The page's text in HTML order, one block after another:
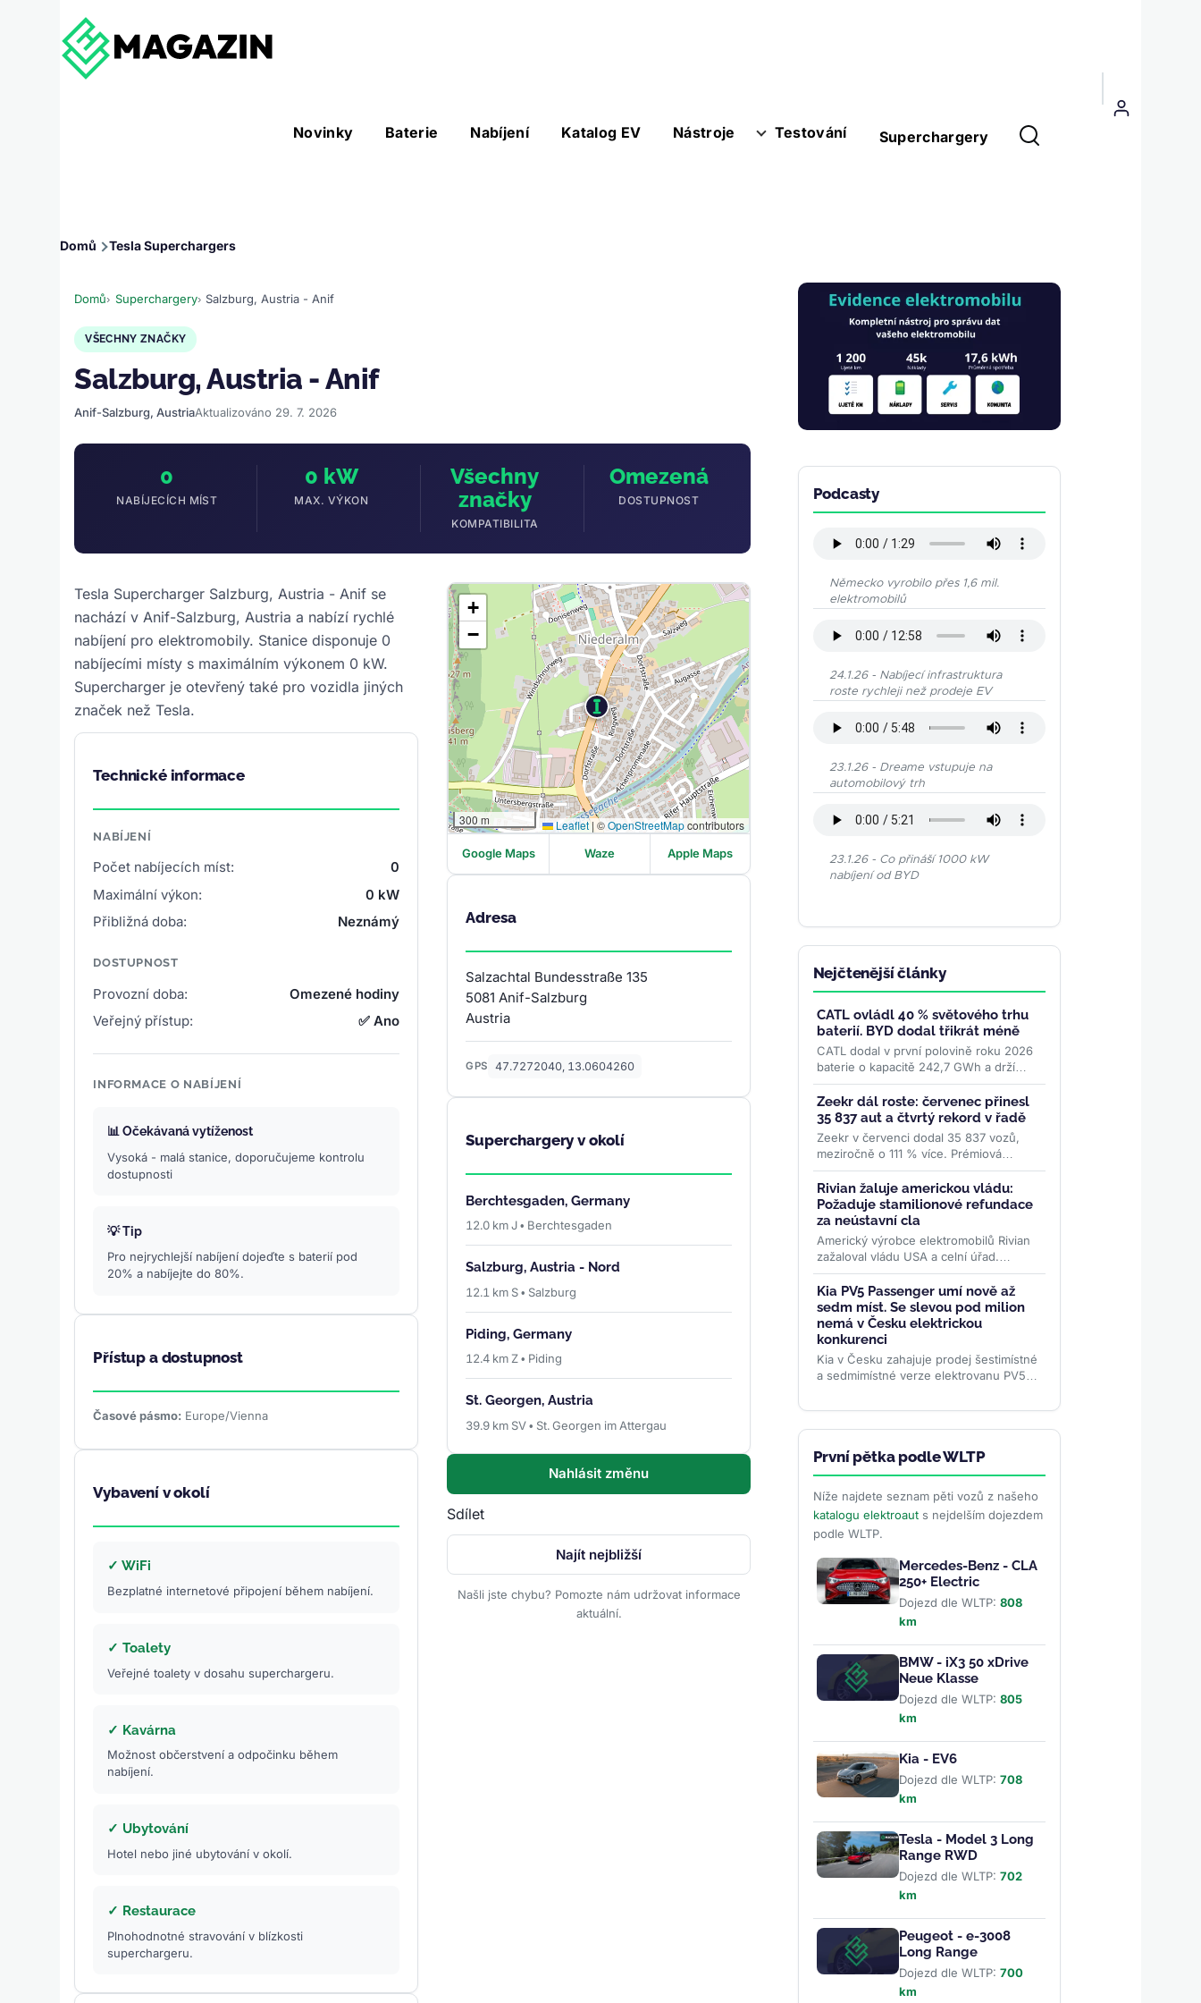
Hlavní
Novinky Baterie Nabíjení Katalog EV Nástroje
Nástroje sub-navigation Testování Superchargery
Menu
uživatelského
Drobečková
navigace
Domů Tesla Superchargers
Domů Superchargery Salzburg, Austria - Anif
VŠECHNY ZNAČKY
Salzburg, Austria - Anif
Anif-Salzburg, AustriaAktualizováno 29. 7. 2026
0
NABÍJECÍCH MÍST
0 kW
MAX. VÝKON
Všechny
značky
KOMPATIBILITA
Omezená
DOSTUPNOST
Tesla Supercharger Salzburg, Austria - Anif se
nachází v Anif-Salzburg, Austria a nabízí rychlé
nabíjení pro elektromobily. Stanice disponuje 0
nabíjecími místy s maximálním výkonem 0 kW.
Supercharger je otevřený také pro vozidla jiných
značek než Tesla.
Technické informace
NABÍJENÍ
Počet nabíjecích míst:
0
Maximální výkon:
0 kW
Přibližná doba:
Neznámý
DOSTUPNOST
Provozní doba:
Omezené hodiny
Veřejný přístup:
✅ Ano
INFORMACE O NABÍJENÍ
📊 Očekávaná vytíženost
Vysoká - malá stanice, doporučujeme kontrolu
dostupnosti
💡 Tip
Pro nejrychlejší nabíjení dojeďte s baterií pod
20% a nabíjejte do 80%.
Přístup a dostupnost
Časové pásmo: Europe/Vienna
Vybavení v okolí
✓ WiFi
Bezplatné internetové připojení během nabíjení.
✓ Toalety
Veřejné toalety v dosahu superchargeru.
✓ Kavárna
Možnost občerstvení a odpočinku během
nabíjení.
✓ Ubytování
Hotel nebo jiné ubytování v okolí.
✓ Restaurace
Plnohodnotné stravování v blízkosti
superchargeru.
+
−
300 m Leaflet| ©OpenStreetMapcontributors
Google Maps Waze Apple Maps
Adresa
Salzachtal Bundesstraße 135
5081 Anif-Salzburg
Austria
GPS 47.7272040, 13.0604260
Superchargery v okolí
Berchtesgaden, Germany
12.0 km J • Berchtesgaden
Salzburg, Austria - Nord
12.1 km S • Salzburg
Piding, Germany
12.4 km Z • Piding
St. Georgen, Austria
39.9 km SV • St. Georgen im Attergau
Nahlásit změnu
Sdílet
Najít nejbližší
Našli jste chybu? Pomozte nám udržovat informace
aktuální.
Obrázek
Podcasty
Německo vyrobilo přes 1,6 mil.
elektromobilů
24.1.26 - Nabíjecí infrastruktura
roste rychleji než prodeje EV
23.1.26 - Dreame vstupuje na
automobilový trh
23.1.26 - Co přináší 1000 kW
nabíjení od BYD
Nejčtenější články
CATL ovládl 40 % světového trhu
baterií. BYD dodal třikrát méně
CATL dodal v první polovině roku 2026
baterie o kapacitě 242,7 GWh a drží
téměř 40 % světového trhu. BYD s 14,4
% zaostává trojnásobně....>>
Zeekr dál roste: červenec přinesl
35 837 aut a čtvrtý rekord v řadě
Zeekr v červenci dodal 35 837 vozů,
meziročně o 111 % více. Prémiová
značka skupiny Geely tak zaznamenala
čtvrtý měsíční rekord po...>>
Rivian žaluje americkou vládu:
Požaduje stamilionové refundace
za neústavní cla
Americký výrobce elektromobilů Rivian
zažaloval vládu USA a celní úřad.
Požaduje vrátit desítky milionů dolarů za
zrušená Trumpova...>>
Kia PV5 Passenger umí nově až
sedm míst. Se slevou pod milion
nemá v Česku elektrickou
konkurenci
Kia v Česku zahajuje prodej šestimístné
a sedmimístné verze elektrovanu PV5
vejde pod milion korun —...>>
První pětka podle WLTP
Níže najdete seznam pěti vozů z našeho
katalogu elektroauts nejdelším dojezdem
podle WLTP.
Mercedes-Benz - CLA
250+ Electric
Dojezd dle WLTP: 808
km
BMW - iX3 50 xDrive
Neue Klasse
Dojezd dle WLTP: 805
km
Kia - EV6
Dojezd dle WLTP: 708
km
Tesla - Model 3 Long
Range RWD
Dojezd dle WLTP: 702
km
Peugeot - e-3008
Long Range
Dojezd dle WLTP: 700
km